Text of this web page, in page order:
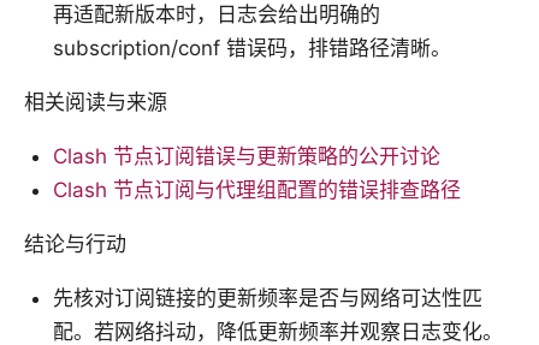
再适配新版本时，日志会给出明确的
subscription/conf 错误码，排错路径清晰。
相关阅读与来源
Clash 节点订阅错误与更新策略的公开讨论
Clash 节点订阅与代理组配置的错误排查路径
结论与行动
先核对订阅链接的更新频率是否与网络可达性匹
配。若网络抖动，降低更新频率并观察日志变化。